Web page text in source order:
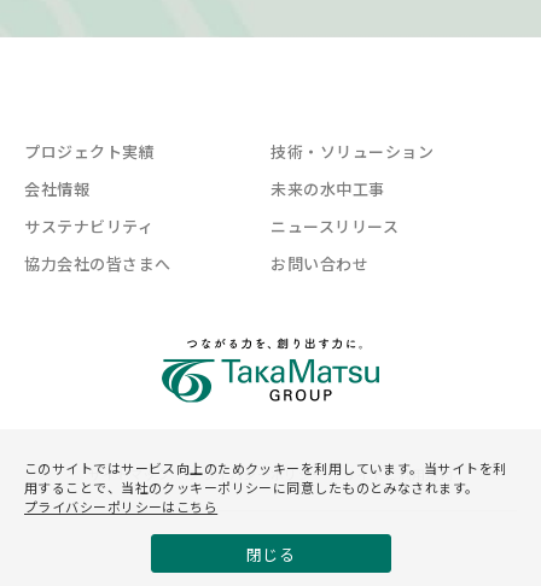
プロジェクト実績
技術・ソリューション
会社情報
未来の水中工事
サステナビリティ
ニュースリリース
協力会社の皆さまへ
お問い合わせ
サイトマップ プライバシーポリシー サイトご利用規約
このサイトではサービス向上のためクッキーを利用しています。当サイトを利
用することで、当社のクッキーポリシーに同意したものとみなされます。
プライバシーポリシーはこちら
閉じる